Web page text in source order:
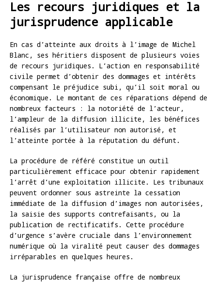
Les recours juridiques et la
jurisprudence applicable
En cas d’atteinte aux droits à l’image de Michel
Blanc, ses héritiers disposent de plusieurs voies
de recours juridiques. L’action en responsabilité
civile permet d’obtenir des dommages et intérêts
compensant le préjudice subi, qu’il soit moral ou
économique. Le montant de ces réparations dépend de
nombreux facteurs : la notoriété de l’acteur,
l’ampleur de la diffusion illicite, les bénéfices
réalisés par l’utilisateur non autorisé, et
l’atteinte portée à la réputation du défunt.
La procédure de référé constitue un outil
particulièrement efficace pour obtenir rapidement
l’arrêt d’une exploitation illicite. Les tribunaux
peuvent ordonner sous astreinte la cessation
immédiate de la diffusion d’images non autorisées,
la saisie des supports contrefaisants, ou la
publication de rectificatifs. Cette procédure
d’urgence s’avère cruciale dans l’environnement
numérique où la viralité peut causer des dommages
irréparables en quelques heures.
La jurisprudence française offre de nombreux